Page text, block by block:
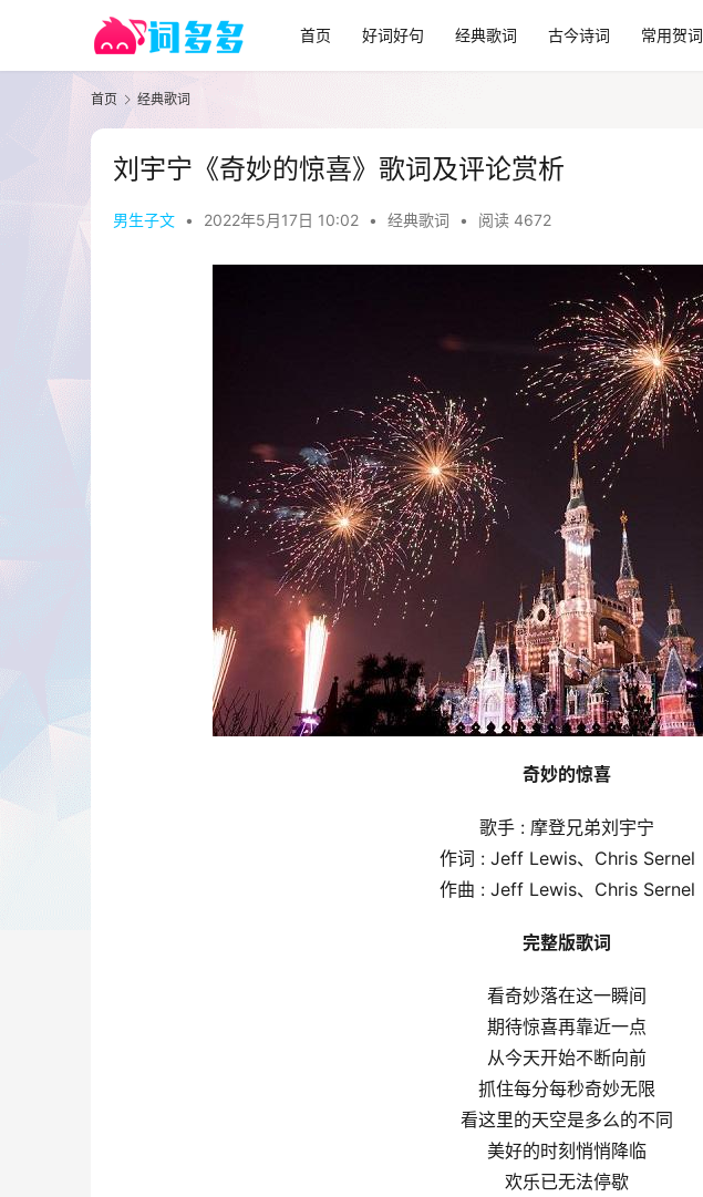
首页 好词好句 经典歌词 古今诗词 常用贺词
首页 经典歌词
刘宇宁《奇妙的惊喜》歌词及评论赏析
男生子文 • 2022年5月17日 10:02 • 经典歌词 • 阅读 4672
奇妙的惊喜
歌手 : 摩登兄弟刘宇宁
作词 : Jeff Lewis、Chris Sernel
作曲 : Jeff Lewis、Chris Sernel
完整版歌词
看奇妙落在这一瞬间
期待惊喜再靠近一点
从今天开始不断向前
抓住每分每秒奇妙无限
看这里的天空是多么的不同
美好的时刻悄悄降临
欢乐已⽆法停歇